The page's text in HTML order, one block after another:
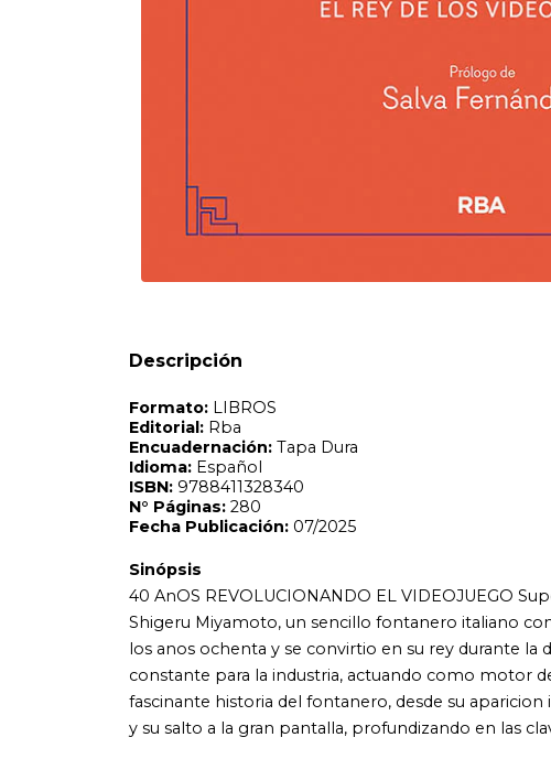
Descripción
Rba
Encuadernación:Tapa Dura
Español
9788411328340
los anos ochenta y se convirtio en su rey durante la decada de
fascinante historia del fontanero, desde su aparicion inicial en
y su salto a la gran pantalla, profundizando en las claves que lo